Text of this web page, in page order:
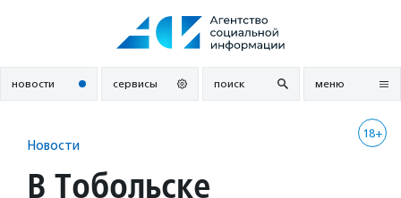
новости сервисы поиск меню
18+
Новости
В Тобольске